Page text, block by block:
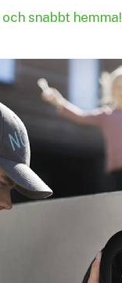
och snabbt hemma!